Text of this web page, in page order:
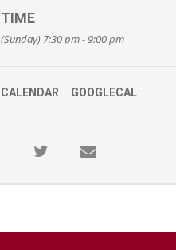
TIME
(Sunday) 7:30 pm - 9:00 pm
CALENDAR GOOGLECAL